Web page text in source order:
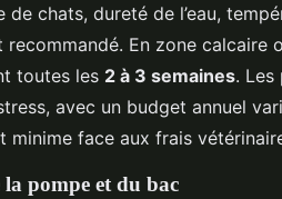
de chats, dureté de l’eau,
recommandé. En zone
toutes les 2 à 3 semaines.
avec un budget annuel
minime face aux frais
pompe et du bac